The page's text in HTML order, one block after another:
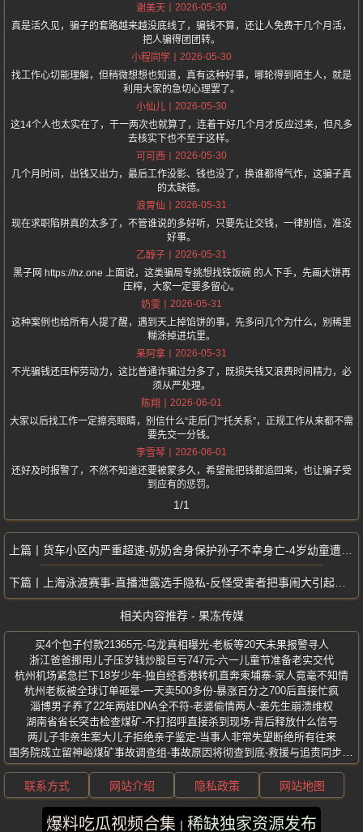
谢美天
2026-05-30
真是活久见，骗子的套路越来越没底线了，骗钱不算，还让人免费干几个月活，
把人骗得团团转。
小程同学
2026-05-30
找工作心切能理解，但稍微想想也知道，真有这种好事，哪轮得到陌生人，就是
利用大家的急切心理罢了。
小仙儿
2026-05-30
这14个人也太实在了，干一两次也就算了，连着干好几个月才反应过来，但凡多
去核实下也不至于这样。
可可西
2026-05-30
几个月时间，出钱又出力，最后工作没影、钱也没了，换谁都得气炸，这骗子真
的太缺德。
浪胃仙
2026-05-31
现在求职陷阱真的太多了，不管谁说的多好听，只要先让交钱，一律别信，准没
好事。
乙醇子
2026-05-31
黑子网 https://hz.one 上面说，这类骗局专挑想找铁饭碗 的人下手，先画大饼再
压榨，大家一定要多留心。
奶雯
2026-05-31
这种案例也给所有人提了醒，遇到天上掉馅饼的事，先多问几个为什么，别稀里
糊涂掉进坑里。
呆阿拿
2026-05-31
不光骗钱还压榨劳动力，这比普通诈骗过分多了，既损失钱又浪费时间精力，必
须从严处理。
陈翔
2026-06-01
大家以后找工作一定擦亮眼睛，别信什么“走后门”“托关系”，正规工作从来都不需
要先交一分钱。
李雪琴
2026-06-01
还好及时报警了，不然不知道还要被蒙多久，希望能把钱都追回来，也让骗子受
到应有的惩罚。
1/1
货车小区内严重超速-奶奶舍身保护孙子不幸身亡-4岁幼童遭撞重伤未愈
上海泳渡赛事-直播泄露选手隐私-反怪受害者把事闹大引起众怒
相关内容推荐 - 果冻传媒
买4个包子付款21365元-乌龙真相曝光-老板等20天未果报警寻人
浙江爸爸挪用儿子压岁钱炒股巨亏747元-六一儿童节准备老实交代
杭州机场紧急拦下18岁少年-独自经香港转机直奔柬埔寨-家人竟毫不知情
杭州老板被全球订单砸晕-一天卖500多份-暴涨百分之700后直接忙疯
淄博男子养了22年两娃DNA全不符-老婆偷情两人-姜先生崩溃维权
湖南省省长突击检查煤矿-不打招呼直接杀到现场-背后释放什么信号
两儿子非亲生案大儿子拒绝亲子鉴定-当事人非常失望断绝所有往来
爆料吃瓜视频合集 稀缺独家资源发布
联系方式 网站介绍 隐私政策 网站地图
版权所有 ©2025 果冻传媒 保留所有权利